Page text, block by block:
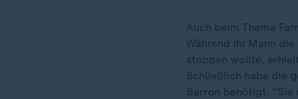
Auch beim Thema
Während ihr Mann
stoppen wollte,
Schließlich habe die
Barron benötigt. "Sie